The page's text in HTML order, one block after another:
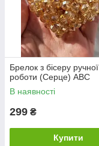
Брелок з бісеру ручної
роботи (Серце) ABC
В наявності
299 ₴
Купити